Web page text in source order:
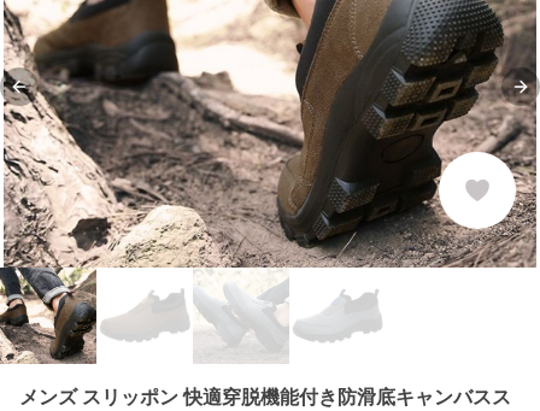
Previous slide
メンズ スリッポン 快適穿脱機能付き防滑底キャンバスス